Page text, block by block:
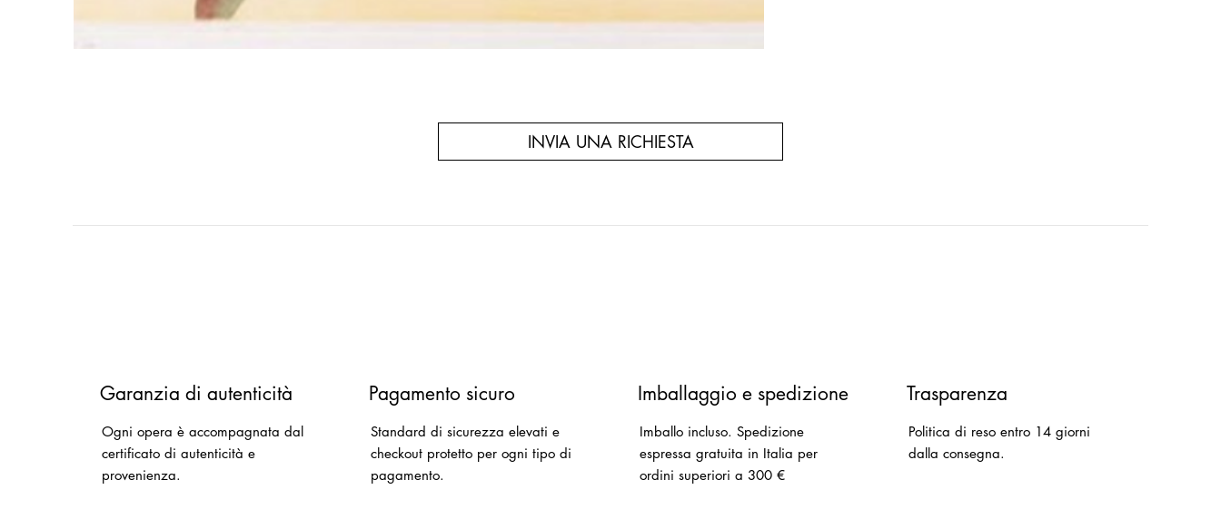
INVIA UNA RICHIESTA
Garanzia di autenticità
Ogni opera è accompagnata dal
certificato di autenticità e
provenienza.
Pagamento sicuro
Standard di sicurezza elevati e
checkout protetto per ogni tipo di
pagamento.
Imballaggio e spedizione
Imballo incluso.Spedizione
espressa gratuita in Italia per
ordini superiori a 300 €
Trasparenza
Politica di reso entro 14 giorni
dalla consegna.